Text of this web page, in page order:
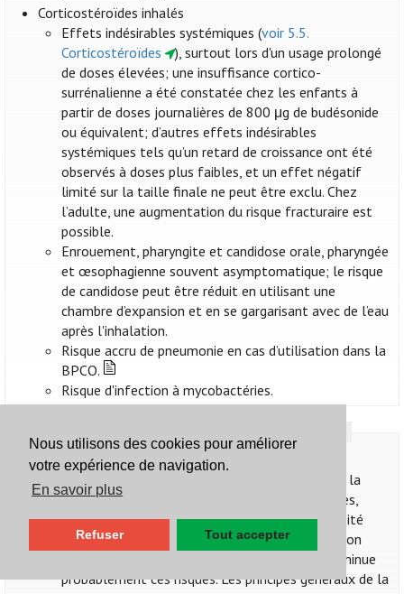
Nous utilisons des cookies pour améliorer
votre expérience de navigation.
En savoir plus
Refuser Tout accepter
Corticostéroïdes inhalés
Effets indésirables systémiques (voir 5.5.
Corticostéroïdes
), surtout lors d'un usage prolongé
de doses élevées; une insuffisance cortico-
surrénalienne a été constatée chez les enfants à
partir de doses journalières de 800 μg de budésonide
ou équivalent; d’autres effets indésirables
systémiques tels qu’un retard de croissance ont été
observés à doses plus faibles, et un effet négatif
limité sur la taille finale ne peut être exclu. Chez
l’adulte, une augmentation du risque fracturaire est
possible.
Enrouement, pharyngite et candidose orale, pharyngée
et œsophagienne souvent asymptomatique; le risque
de candidose peut être réduit en utilisant une
chambre d’expansion et en se gargarisant avec de l’eau
après l'inhalation.
Risque accru de pneumonie en cas d’utilisation dans la
BPCO.
Risque d'infection à mycobactéries.
Grossesse
Un contrôle sous-optimal de l'asthme pendant la
grossesse peut avoir des conséquences néfastes,
telles qu'un faible poids de naissance, la nécessité
d'une césarienne et l'apparition d'une hypertension
gravidique. Un contrôle adéquat de l'asthme diminue
probablement ces risques. Les principes généraux de la